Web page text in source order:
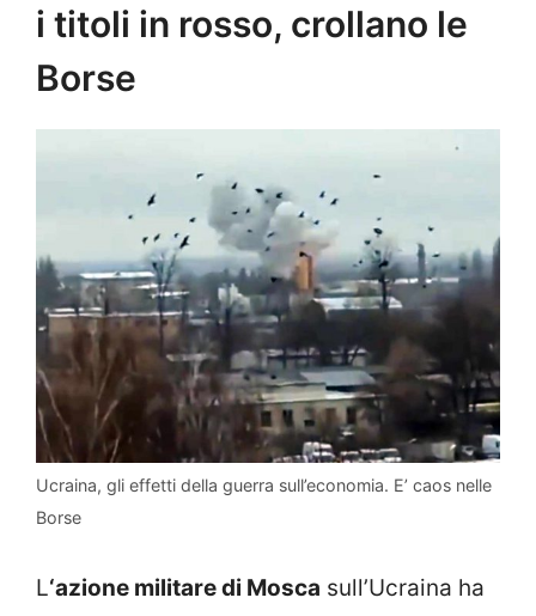
i titoli in rosso, crollano le
Borse
Ucraina, gli effetti della guerra sull’economia. E’ caos nelle
Borse
L‘azione militare di Mosca sull’Ucraina ha